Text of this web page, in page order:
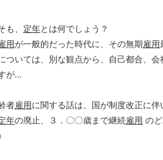
も、 定年とは何でしょう？
用が一般的だった時代に、その無期雇用
ついては、別な観点から、自己都合、会
が…
者雇用に関する話は、国が制度改正に伴
年の廃止、３．〇〇歳まで継続雇用 の